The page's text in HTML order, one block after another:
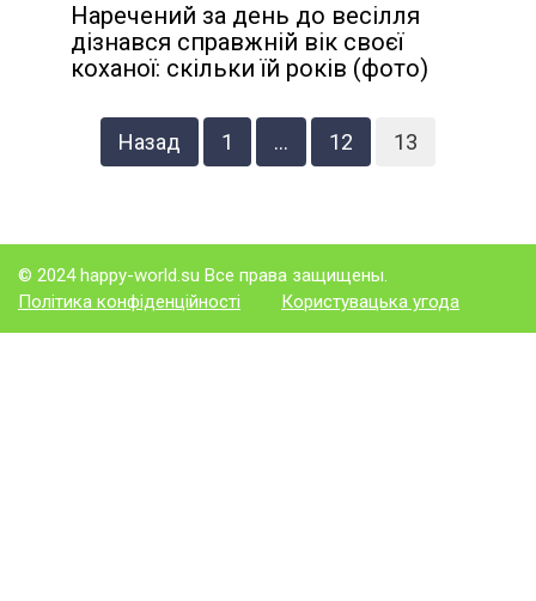
Наречений за день до весілля
дізнався справжній вік своєї
коханої: скільки їй років (фото)
Назад 1 … 12 13
© 2024 happy-world.su Все права защищены.
Політика конфіденційності
Користувацька угода